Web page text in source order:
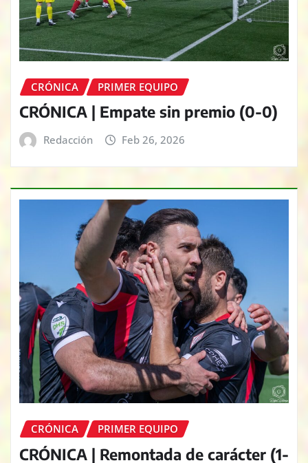
CRÓNICA PRIMER EQUIPO
CRÓNICA | Empate sin premio (0-0)
Redacción Feb 26, 2026
CRÓNICA PRIMER EQUIPO
CRÓNICA | Remontada de carácter (1-